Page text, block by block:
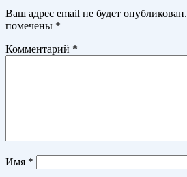
Ваш адрес email не будет опубликован.
помечены *
Комментарий *
Имя *